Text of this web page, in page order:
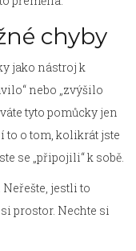
chyby
jako nástroj k
nebo „zvýšilo
tyto pomůcky jen
to o tom, kolikrát jste
se „připojili“ k sobě.
jestli to
si prostor. Nechte si